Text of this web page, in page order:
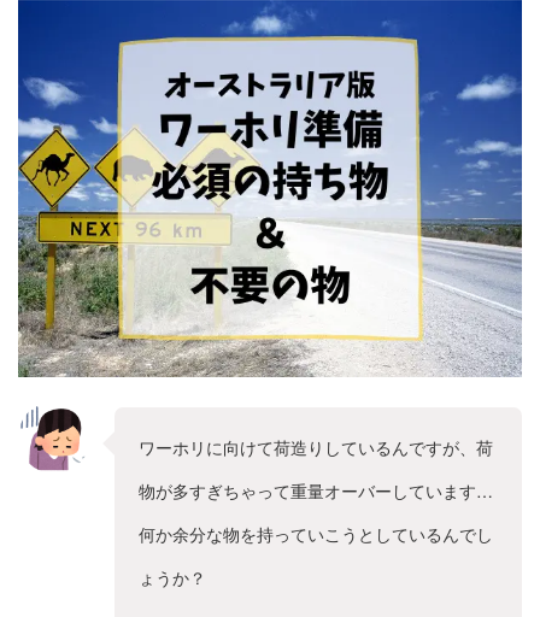
ワーホリに向けて荷造りしているんですが、荷
物が多すぎちゃって重量オーバーしています…
何か余分な物を持っていこうとしているんでし
ょうか？